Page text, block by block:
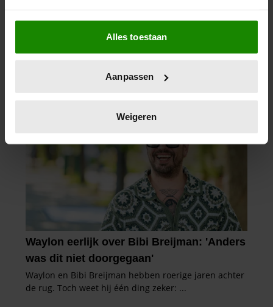
Als u het toestaat, willen we ook graag:
Informatie verzamelen over uw geografische
locatie, die tot een paar meter nauwkeurig kan zijn
scannen op specifieke eigenschappen (fingerprinting)
verwerkt en stel uw voorkeuren in het
intrekken in de Cookieverklaring.
We gebruiken cookies om content en advertenties te
personaliseren, om functies voor social media te bieden
en om ons websiteverkeer te analyseren. Ook delen we
informatie over uw gebruik van onze site met onze
partners voor social media, adverteren en analyse. Deze
partners kunnen deze gegevens combineren met andere
informatie die u aan ze heeft verstrekt of die ze hebben
verzameld op basis van uw gebruik van hun services. U
gaat akkoord met onze cookies als u onze website blijft
Alles toestaan
Aanpassen
Weigeren